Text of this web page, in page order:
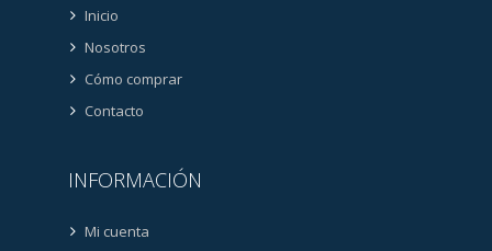
Inicio
Nosotros
Cómo comprar
Contacto
INFORMACIÓN
Mi cuenta